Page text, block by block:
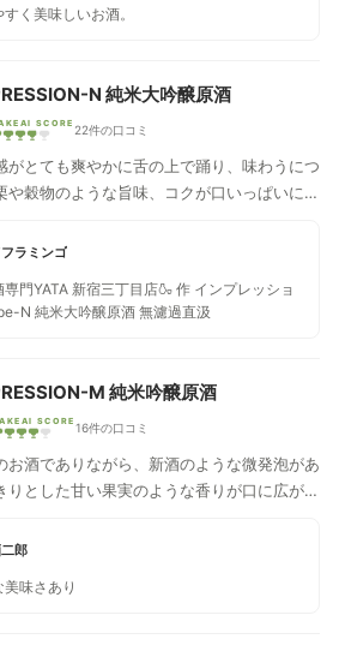
をアピールするようなタイプではなく、お料
く美味しいお酒。
N 純米大吟醸原酒
SCORE 22件の口コミ
がとても爽やかに舌の上で踊り、味わうにつ
や穀物のような旨味、コクが口いっぱいに広
フラミンゴ
専門YATA 新宿三丁目店🍶 作 インプレッショ
N 純米大吟醸原酒 無濾過直汲
M 純米吟醸原酒
SCORE 16件の口コミ
お酒でありながら、新酒のような微発泡があ
りとした甘い果実のような香りが口に広がる
とコクがふんわりと感じられます。爽やかな
もあります。
郎
美味さあり